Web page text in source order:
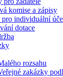
komise a zápisy
pro individuální
dotace
rozsahu
zakázky